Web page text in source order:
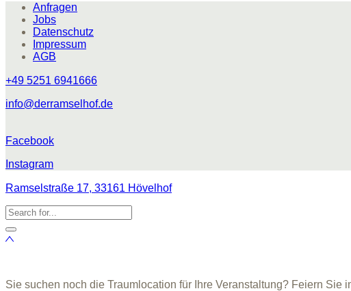
Anfragen
Jobs
Datenschutz
Impressum
AGB
+49 5251 6941666
info@derramselhof.de
Facebook
Instagram
Ramselstraße 17, 33161 Hövelhof
Sie suchen noch die Traumlocation für Ihre Veranstaltung? Feiern Sie